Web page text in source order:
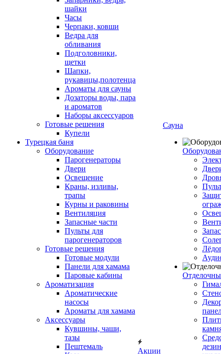
шайки
Часы
Черпаки, ковши
Ведра для
обливания
Подголовники,
щетки
Шапки,
рукавицы,полотенца
Ароматы для сауны
Дозаторы воды, пара
и ароматов
Наборы аксессуаров
Готовые решения
Купели
Турецкая баня
Оборудование
Парогенераторы
Двери
Освещение
Краны, изливы,
трапы
Курны и раковины
Вентиляция
Запасные части
Пульты для
парогенераторов
Готовые решения
Готовые модули
Панели для хамама
Паровые кабины
Ароматизация
Ароматические
насосы
Ароматы для хамама
Аксессуары
Кувшины, чаши,
тазы
Пештемаль
Акции
Сауна